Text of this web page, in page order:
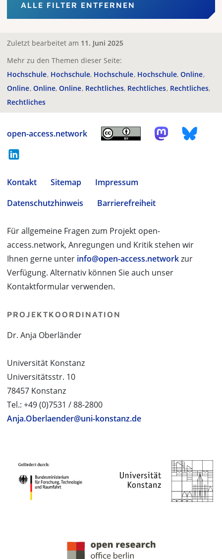
ALLE FILTER ENTFERNEN
Zuletzt bearbeitet am 11. Juni 2025
Mehr zu den Themen dieser Seite:
Hochschule Hochschule Hochschule Hochschule Online
Online Online Online Rechtliches Rechtliches Rechtliches
Rechtliches
open-access.network
Kontakt Sitemap
Impressum
Datenschutzhinweis
Barrierefreiheit
Für allgemeine Fragen zum Projekt open-
access.network, Anregungen und Kritik stehen wir
Ihnen gerne unter info@open-access.networkzur
Verfügung. Alternativ können Sie auch unser
Kontaktformular verwenden.
PROJEKTKOORDINATION
Dr. Anja Oberländer
Universität Konstanz
Universitätsstr. 10
78457 Konstanz
Tel.: +49 (0)7531 / 88-2800
Anja.Oberlaender@uni-konstanz.de